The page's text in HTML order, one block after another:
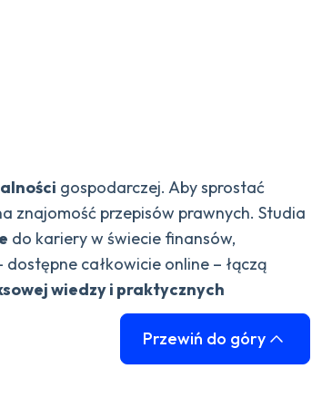
gospodarczej. Aby sprostać
znajomość przepisów prawnych. Studia
do kariery w świecie finansów,
całkowicie online – łączą
wiedzy i praktycznych
ale też umiejętnościstrategicznego
Przewiń do góry